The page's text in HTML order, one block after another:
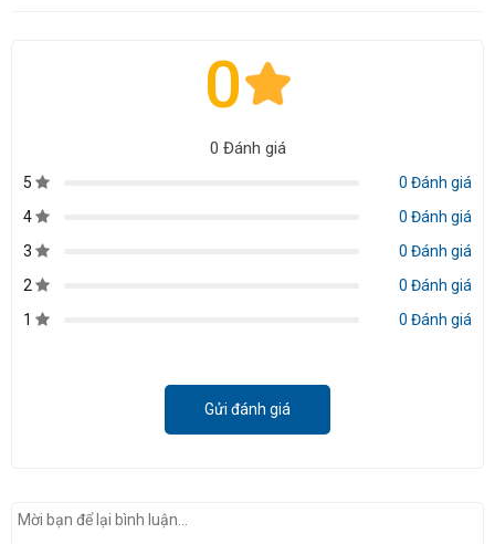
0
0 Đánh giá
5
0 Đánh giá
4
0 Đánh giá
3
0 Đánh giá
2
0 Đánh giá
1
0 Đánh giá
Gửi đánh giá